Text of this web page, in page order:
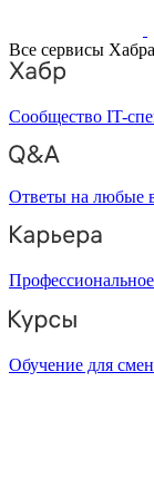
Все сервисы Хабра
Сообщество IT-
Ответы на любые
Обучение для